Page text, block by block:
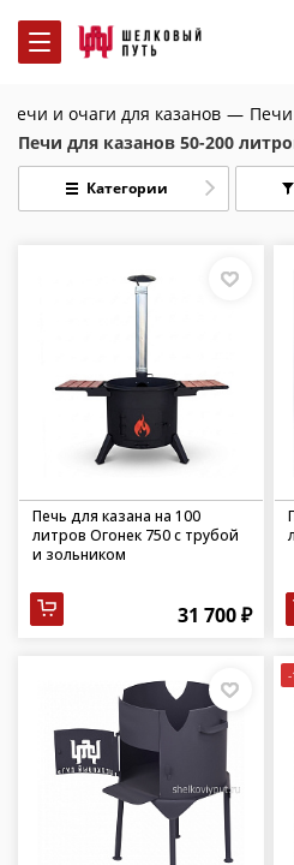
Печи и очаги для казанов —
Печи для казанов 50-200
Категории
Печь для казана на 100
литров Огонек 750 с трубой
и зольником
31 700 ₽